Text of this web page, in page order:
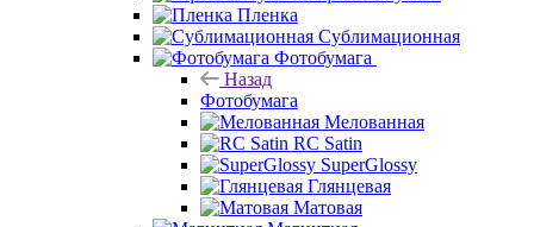
Пленка
Сублимационная
Фотобумага
Назад
Фотобумага
Мелованная
RC Satin
SuperGlossy
Глянцевая
Матовая